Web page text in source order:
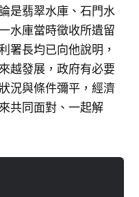
是翡翠水庫、石門水
水庫當時徵收所遺留
署長均已向他說明，
越發展，政府有必要
況與條件彌平，經濟
共同面對、一起解